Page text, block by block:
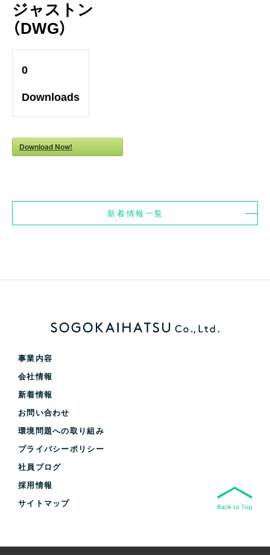
ジャストン
（DWG）
0
Downloads
Download Now!
新着情報一覧
事業内容
会社情報
新着情報
お問い合わせ
環境問題への取り組み
プライバシーポリシー
社員ブログ
採用情報
サイトマップ